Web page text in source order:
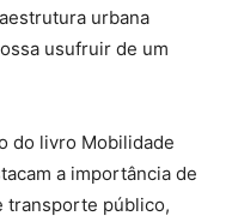
urbana
usufruir de um
do livro Mobilidade
a importância de
transporte público,